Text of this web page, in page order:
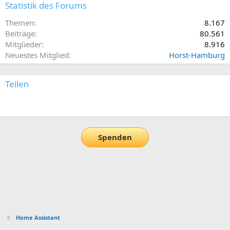
Statistik des Forums
Themen
8.167
Beiträge
80.561
Mitglieder
8.916
Neuestes Mitglied
Horst-Hamburg
Teilen
Spenden
Home Assistant